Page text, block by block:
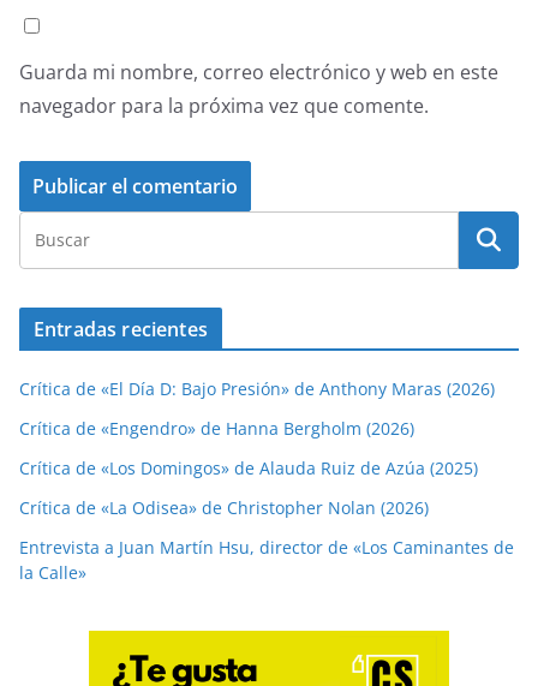
Guarda mi nombre, correo electrónico y web en este
navegador para la próxima vez que comente.
Entradas recientes
Crítica de «El Día D: Bajo Presión» de Anthony Maras (2026)
Crítica de «Engendro» de Hanna Bergholm (2026)
Crítica de «Los Domingos» de Alauda Ruiz de Azúa (2025)
Crítica de «La Odisea» de Christopher Nolan (2026)
Entrevista a Juan Martín Hsu, director de «Los Caminantes de
la Calle»